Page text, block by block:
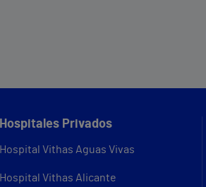
Hospitales Privados
Hospital Vithas Aguas Vivas
Hospital Vithas Alicante